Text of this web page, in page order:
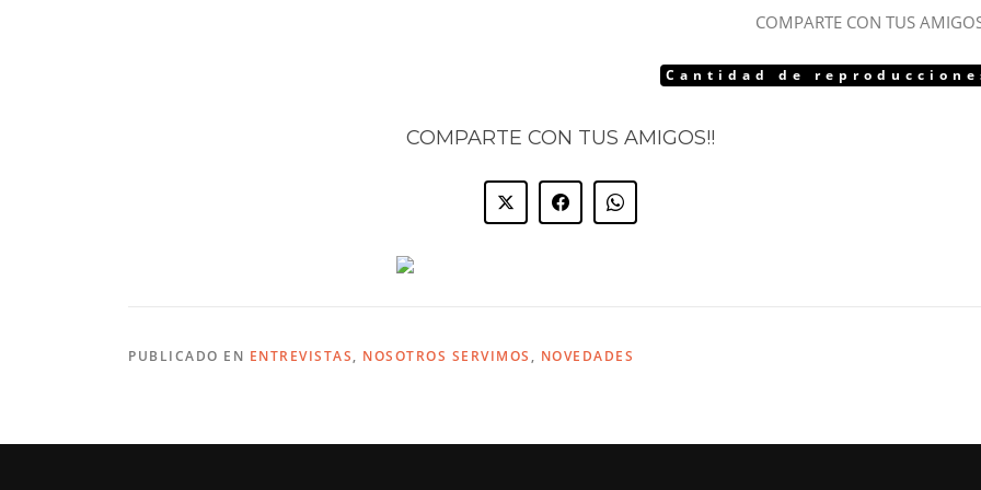
COMPARTE CON TUS
Cantidad de
COMPARTE CON TUS AMIGOS!!
PUBLICADO EN ENTREVISTAS, NOSOTROS SERVIMOS , NOVEDADES